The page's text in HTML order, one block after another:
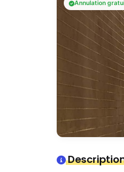
Annulation